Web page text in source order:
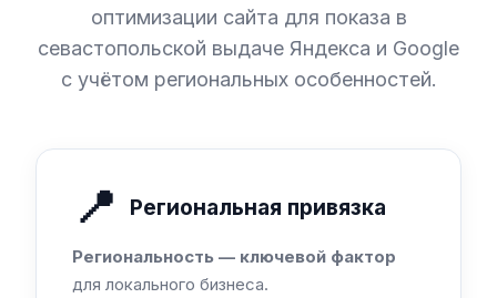
оптимизации сайта для показа в
севастопольской выдаче Яндекса и Google
с учётом региональных особенностей.
📍 Региональная привязка
Региональность — ключевой фактор
для локального бизнеса.